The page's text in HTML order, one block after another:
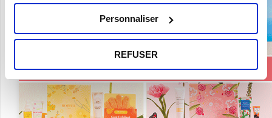
Personnaliser
REFUSER